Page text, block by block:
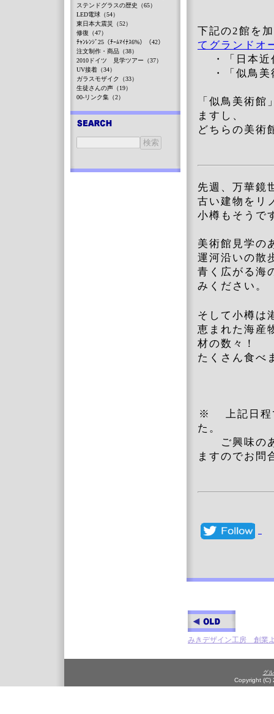
下記の2館を
てグランドオ
・「日本近
・「似鳥美
「似鳥美術
ますし、
どちらの美術
先週、万華鏡
古い建物をリ
小樽もそうで
美術館見学の
運河沿いの散
青く広がる海
みください。
そして小樽は
恵まれた海産
材の数々！
たくさん食べ
※ 上記日程
た。
ご興味のあ
ますのでお問
みきデザイン工房 創業
ステンドグラスの歴史（65）
LED電球（54）
東日本大震災（52）
修復（47）
ﾁｬﾝﾚﾝｼﾞ25（ﾁｰﾑﾏｲﾅｽ6%）（42）
注文制作・商品（38）
2010ドイツ 見学ツアー（37）
UV接着（34）
ガラスモザイク（33）
生徒さんの声（19）
00-リンク集（2）
グ
Copyright (C)